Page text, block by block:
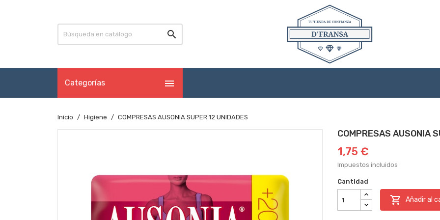

Categorías 
Inicio Higiene COMPRESAS AUSONIA SUPER 12 UNIDADES
COMPRESAS AUSONIA
1,75 €
Impuestos incluidos
Cantidad
 Añadir al